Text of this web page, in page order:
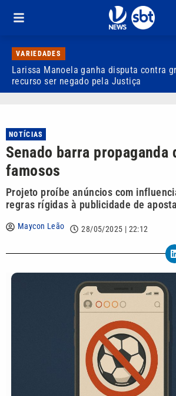
VARIEDADES
Larissa Manoela ganha disputa contra
recurso ser negado pela Justiça
NOTÍCIAS
Senado barra propaganda
famosos
Projeto proíbe anúncios com
regras rígidas à publicidade de
Maycon Leão 28/05/2025 | 22:12